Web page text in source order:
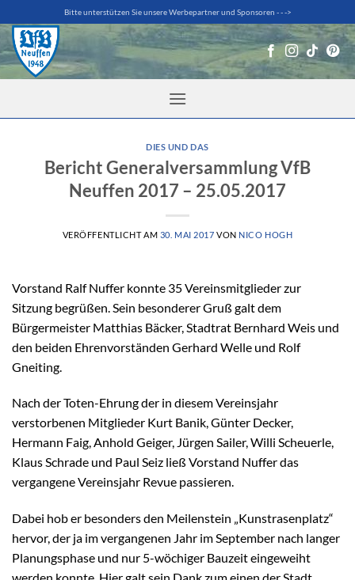
Inhalt
springen
Bitte unterstützen Sie unsere Werbepartner und Sponsoren - - ->
DIES UND DAS
Bericht Generalversammlung VfB
Neuffen 2017 – 25.05.2017
VERÖFFENTLICHT AM 30. MAI 2017 VON NICO HOGH
Vorstand Ralf Nuffer konnte 35 Vereinsmitglieder zur
Sitzung begrüßen. Sein besonderer Gruß galt dem
Bürgermeister Matthias Bäcker, Stadtrat Bernhard Weis und
den beiden Ehrenvorständen Gerhard Welle und Rolf
Gneiting.
Nach der Toten-Ehrung der in diesem Vereinsjahr
verstorbenen Mitglieder Kurt Banik, Günter Decker,
Hermann Faig, Anhold Geiger, Jürgen Sailer, Willi Scheuerle,
Klaus Schrade und Paul Seiz ließ Vorstand Nuffer das
vergangene Vereinsjahr Revue passieren.
Dabei hob er besonders den Meilenstein „Kunstrasenplatz“
hervor, der ja im vergangenen Jahr im September nach langer
Planungsphase und nur 5-wöchiger Bauzeit eingeweiht